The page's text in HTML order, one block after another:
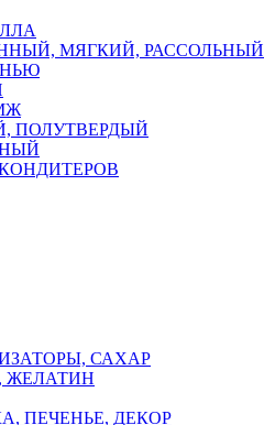
МЯГКИЙ, РАССОЛЬНЫЙ
ПОЛУТВЕРДЫЙ
САХАР
ЖЕЛАТИН
ПЕЧЕНЬЕ, ДЕКОР